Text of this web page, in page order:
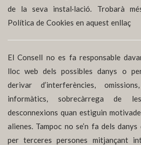
de la seva instal·lació. Trobarà
Política de Cookies en aquest enllaç
El Consell no es fa responsable
lloc web dels possibles danys o
derivar d’interferències,
informàtics, sobrecàrrega de
desconnexions quan estiguin
alienes. Tampoc no se’n fa dels
per terceres persones mitjançant